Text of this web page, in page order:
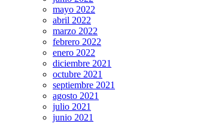
mayo 2022
abril 2022
marzo 2022
febrero 2022
enero 2022
diciembre 2021
octubre 2021
septiembre 2021
agosto 2021
julio 2021
junio 2021